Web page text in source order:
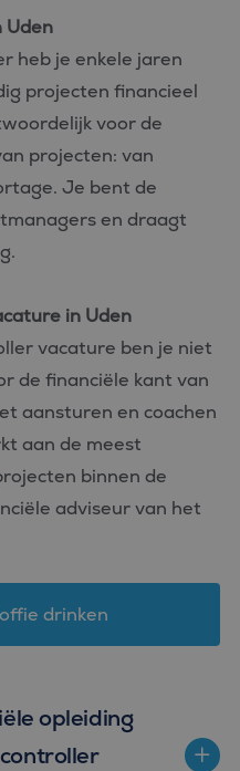
Uden
heb je enkele jaren
projecten financieel
voor de
projecten: van
Je bent de
en draagt
in Uden
vacature ben je niet
de financiële kant van
aansturen en coachen
aan de meest
binnen de
adviseur van het
drinken
opleiding